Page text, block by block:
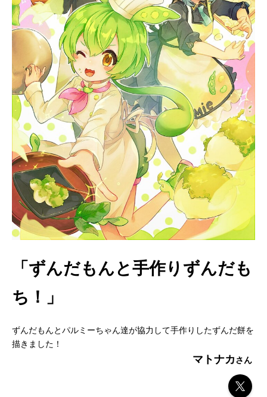
「ずんだもんと手作りずんだも
ち！」
ずんだもんとパルミーちゃん達が協力して手作りしたずんだ餅を
描きました！
マトナカ